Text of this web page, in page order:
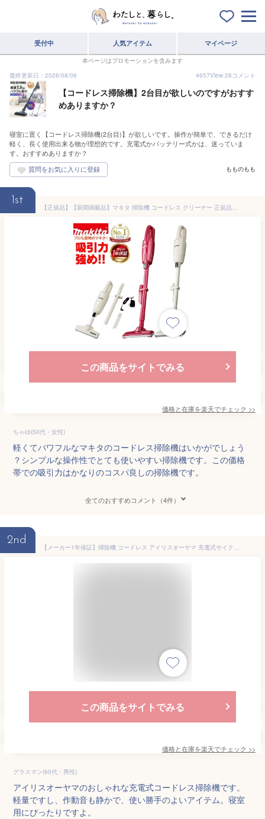
受付中 人気アイテム マイページ
本ページはプロモーションを含みます
最終更新日：2026/08/06
4657View 28コメント
【コードレス掃除機】2台目が欲しいのですがおすす
めありますか？
寝室に置く【コードレス掃除機(2台目)】が欲しいです。操作が簡単で、できるだけ
軽く、長く使用出来る物が理想的です。充電式かバッテリー式かは、迷っていま
す。おすすめありますか？
もものもも
1st
【正規品】【新聞掲載品】マキタ 掃除機 コードレス クリーナー 正規品保証付 マキタ コードレス掃除機 カプセル式 マキタ充電式クリーナー マキタ 掃除機 紙パック不要 コードレスクリーナー ハンディクリーナー コードレス クリーナー マキタの掃除機 MAKITA ギフト【RSL】
この商品をサイトでみる
価格と在庫を楽天でチェック >>
ちゃゆ(50代・女性)
軽くてパワフルなマキタのコードレス掃除機はいかがでしょう
？シンプルな操作性でとても使いやすい掃除機です。この価格
帯での吸引力はかなりのコスパ良しの掃除機です。
全てのおすすめコメント（4件）
2nd
【メーカー1年保証】掃除機 コードレス アイリスオーヤマ 充電式サイクロンスティッククリーナー パワーヘッド SCD-143P サイクロン スティッククリーナー 軽量 コードレス掃除機 静音 コードレスクリーナー スティック掃除機 ハンディクリーナー スティック 高い あす楽
この商品をサイトでみる
価格と在庫を楽天でチェック >>
グラスマン(60代・男性)
アイリスオーヤマのおしゃれな充電式コードレス掃除機です。
軽量ですし、作動音も静かで、使い勝手のよいアイテム。寝室
用にぴったりですよ。